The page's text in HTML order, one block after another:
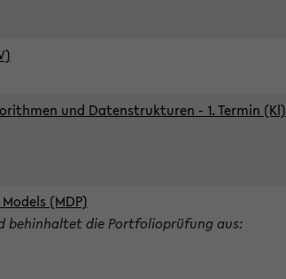
und Datenstrukturen - 1. Termin (Kl)
(MDP)
behinhaltet die Portfolioprüfung aus: